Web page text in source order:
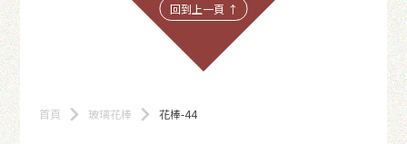
回到上一頁 ↑
首頁 玻璃花棒 花棒-44